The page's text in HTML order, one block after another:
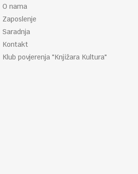
O nama
Zaposlenje
Saradnja
Kontakt
Klub povjerenja "Knjižara Kultura"